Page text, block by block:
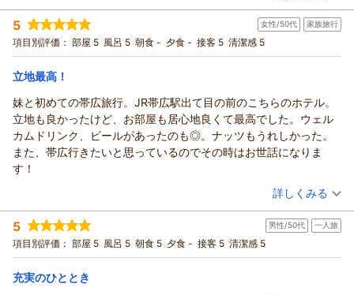
しいただけたことは私どもにとっても大きな励みとなります。
これからも、いつお越しいただいても「また泊まりたい」と思
っていただける快適な空間とサービスを提供できるよう、スタ
ッフ一同精進してまいります。
おります。
支配人
フロント 松村
（返信日：2026/07/08）
慢である朝食ビュッフェをお気に召していただき、毎回のご滞
在を楽しみにしてくださっている様子を伺え、大変嬉しく存じ
ます。
また、安心してお過ごしいただけているとの温かいお言葉を頂
戴し、私どもスタッフ一同安心しております。
客様も含め、すべてのお客様が安心・快適に、そして心地よく
お過ごしいただけるホテルづくりを目指しております。
私どものおもてなしがお役に立てているのであれば、これほど
嬉しいことはございません。
これからもお客様にお選びいただけるホテルであり続けられる
よう、お一人おひとりに寄り添ったおもてなしを心がけ、いつ
す。
お客様のまた次回のお越しをスタッフ一同心よりお待ち申し上
げております。
支配人
宿泊時期： 2026年05月宿泊 (子連れ旅行)
投稿者： やすたまるさん
宿泊プラン： 【21時IN翌9時OUT】最大12時間のショートステイでお得 -食
事なし-
ツイン 食事なし
宿泊価格帯：
リッチモンドホテル帯広駅前からの返信
数あるホテルの中からリッチモンドホテル帯広駅前をお選びい
ただきまして誠にありがとうございます。
また、お忙しい中ご感想をお寄せいただきましたこと、心より
厚く御礼申し上げます。
「帯広旅行の時はここ」という、私どもにとってこれ以上ない
ほど光栄なお言葉を頂戴し、スタッフ一同大変感激いたしてお
ります。
駐車場に関しまして、私どもでは複数の提携駐車場をご案内し
ておりますので、お時間を気にされることなく安心してご到着
いただけた様子を伺え、大変安堵いたしました。
5 女性/50代 家族旅行
項目別評価： 部屋 5 風呂 5 朝食 - 夕食 - 接客 5 清潔感 5
立地最高！
妹と初めての帯広旅行。JR帯広駅出て目の前のこちらのホテル。
立地も良かったけど、お部屋も居心地良くて最高でした。ウェル
カムドリンク、ビールがあったのも◎。ナッツもうれしかった。
また、帯広行きたいと思っているのでその時はお世話になりま
す！
（投稿日：2026/06/17）
宿泊時期： 2026年06月宿泊 (家族旅行)
投稿者： さとちゃんさん
宿泊プラン： 【ビジネス・レジャー・一人旅】悩んだらこれ！！ベーシック
素泊まりプラン -食事なし-
ダブル 食事なし
宿泊価格帯： 8,001～9,000円(大人一人あたり/税込)
詳しくみる
5 男性/50代 一人旅
項目別評価： 部屋 5 風呂 5 朝食 5 夕食 - 接客 5 清潔感 5
充実のひととき